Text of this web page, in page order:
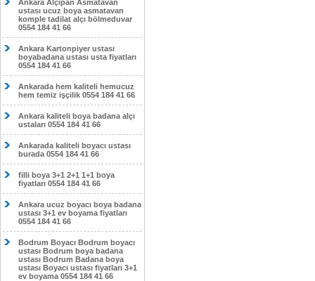
Ankara Alçıpan Asmatavan
ustası ucuz boya asmatavan
komple tadilat alçı bölmeduvar
0554 184 41 66
Ankara Kartonpiyer ustası
boyabadana ustası usta fiyatları
0554 184 41 66
Ankarada hem kaliteli hemucuz
hem temiz işçilik 0554 184 41 66
Ankara kaliteli boya badana alçı
ustaları 0554 184 41 66
Ankarada kaliteli boyacı ustası
burada 0554 184 41 66
filli boya 3+1 2+1 1+1 boya
fiyatları 0554 184 41 66
Ankara ucuz boyacı boya badana
ustası 3+1 ev boyama fiyatları
0554 184 41 66
Bodrum Boyacı Bodrum boyacı
ustası Bodrum boya badana
ustası Bodrum Badana boya
ustası Boyacı ustası fiyatları 3+1
ev boyama 0554 184 41 66